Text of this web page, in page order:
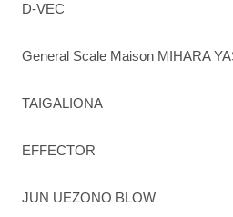
D-VEC
General Scale Maison MIHARA
TAIGALIONA
EFFECTOR
JUN UEZONO BLOW